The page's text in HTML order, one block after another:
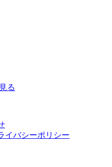
る
イバシーポリシー